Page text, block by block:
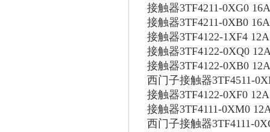
接触器3TF4211-0XG0
接触器3TF4211-0XB0
接触器3TF4122-1XF4
接触器3TF4122-0XQ0
接触器3TF4122-0XB0
西门子接触器3TF4511-
接触器3TF4122-0XF0
接触器3TF4111-0XM0
西门子接触器3TF4111-